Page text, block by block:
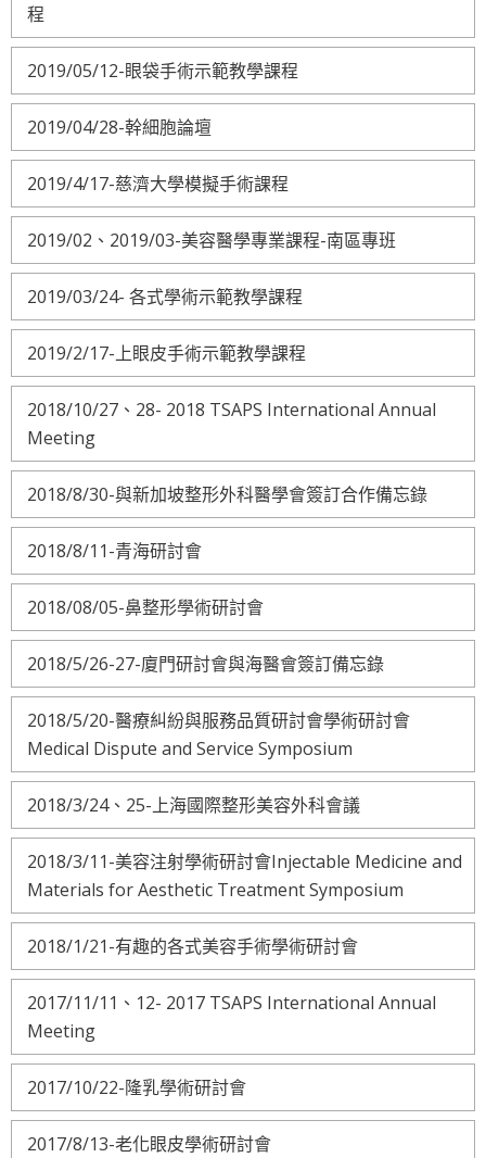
程
2019/05/12-眼袋手術示範教學課程
2019/04/28-幹細胞論壇
2019/4/17-慈濟大學模擬手術課程
2019/02、2019/03-美容醫學專業課程-南區專班
2019/03/24- 各式學術示範教學課程
2019/2/17-上眼皮手術示範教學課程
2018/10/27、28- 2018 TSAPS International Annual
Meeting
2018/8/30-與新加坡整形外科醫學會簽訂合作備忘錄
2018/8/11-青海研討會
2018/08/05-鼻整形學術研討會
2018/5/26-27-廈門研討會與海醫會簽訂備忘錄
2018/5/20-醫療糾紛與服務品質研討會學術研討會
Medical Dispute and Service Symposium
2018/3/24、25-上海國際整形美容外科會議
2018/3/11-美容注射學術研討會Injectable Medicine and
Materials for Aesthetic Treatment Symposium
2018/1/21-有趣的各式美容手術學術研討會
2017/11/11、12- 2017 TSAPS International Annual
Meeting
2017/10/22-隆乳學術研討會
2017/8/13-老化眼皮學術研討會